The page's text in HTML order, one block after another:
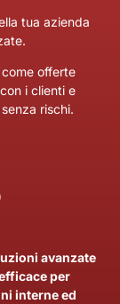
tua azienda
offerte
i clienti e
rischi.
avanzate
per
interne ed